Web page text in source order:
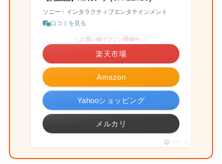
ソニー・インタラクティブエンタテインメント
口コミを見る
Amazon
＼お買い物マラソン開催中♪／
楽天市場
Yahooショッピング
メルカリ
ポチップ